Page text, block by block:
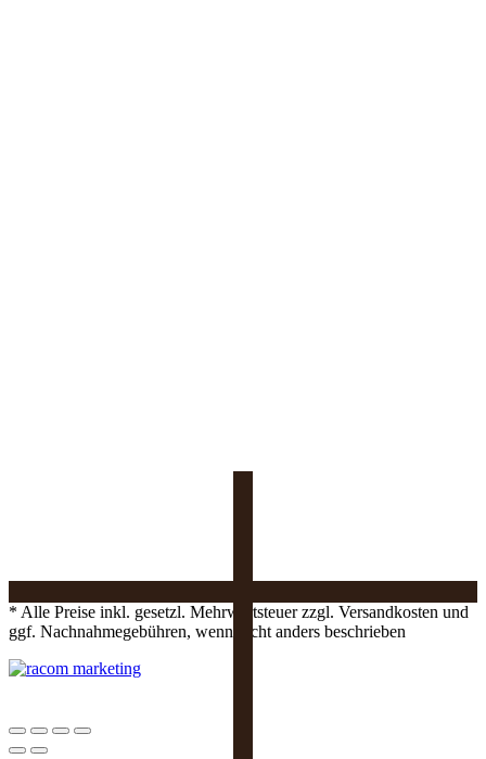
* Alle Preise inkl. gesetzl. Mehrwertsteuer zzgl. Versandkosten und
ggf. Nachnahmegebühren, wenn nicht anders beschrieben